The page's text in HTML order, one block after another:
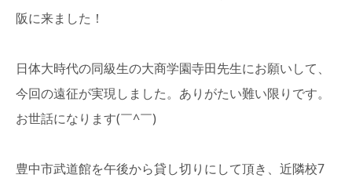
阪に来ました！
日体大時代の同級生の大商学園寺田先生にお願いして、
今回の遠征が実現しました。ありがたい難い限りです。
お世話になります(￣^￣)ゞ
豊中市武道館を午後から貸し切りにして頂き、近隣校7